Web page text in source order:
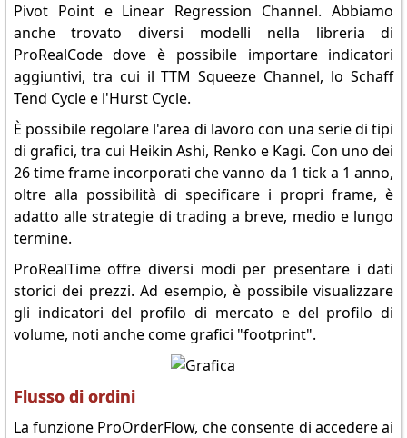
Pivot Point e Linear Regression Channel. Abbiamo
anche trovato diversi modelli nella libreria di
ProRealCode dove è possibile importare indicatori
aggiuntivi, tra cui il TTM Squeeze Channel, lo Schaff
Tend Cycle e l'Hurst Cycle.
È possibile regolare l'area di lavoro con una serie di tipi
di grafici, tra cui Heikin Ashi, Renko e Kagi. Con uno dei
26 time frame incorporati che vanno da 1 tick a 1 anno,
oltre alla possibilità di specificare i propri frame, è
adatto alle strategie di trading a breve, medio e lungo
termine.
ProRealTime offre diversi modi per presentare i dati
storici dei prezzi. Ad esempio, è possibile visualizzare
gli indicatori del profilo di mercato e del profilo di
volume, noti anche come grafici "footprint".
Flusso di ordini
La funzione ProOrderFlow, che consente di accedere ai